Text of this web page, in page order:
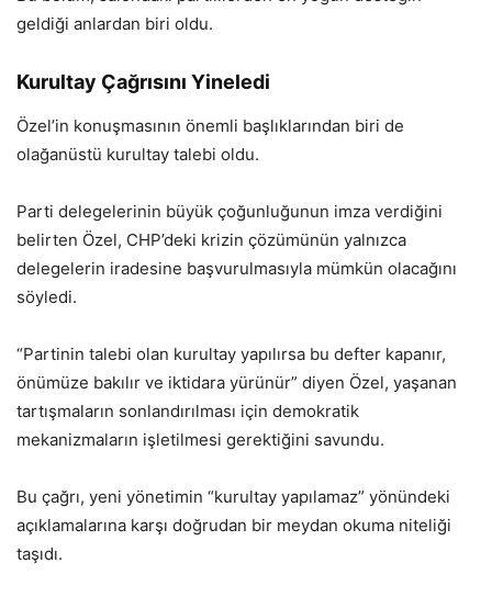
geldiği anlardan biri oldu.
Kurultay Çağrısını Yineledi
Özel’in konuşmasının önemli başlıklarından biri de
olağanüstü kurultay talebi oldu.
Parti delegelerinin büyük çoğunluğunun imza verdiğini
belirten Özel, CHP’deki krizin çözümünün yalnızca
delegelerin iradesine başvurulmasıyla mümkün olacağını
söyledi.
“Partinin talebi olan kurultay yapılırsa bu defter kapanır,
önümüze bakılır ve iktidara yürünür” diyen Özel, yaşanan
tartışmaların sonlandırılması için demokratik
mekanizmaların işletilmesi gerektiğini savundu.
Bu çağrı, yeni yönetimin “kurultay yapılamaz” yönündeki
açıklamalarına karşı doğrudan bir meydan okuma niteliği
taşıdı.